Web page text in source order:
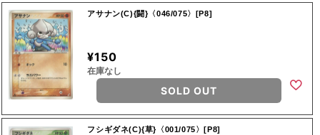
アサナン(C){闘}〈046/075〉[P8]
¥150
在庫なし
SOLD OUT
フシギダネ(C){草}〈001/075〉[P8]